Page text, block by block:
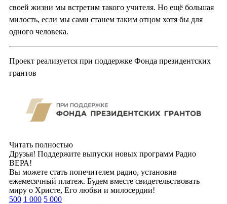
своей жизни мы встретим такого учителя. Но ещё большая
милость, если мы сами станем таким отцом хотя бы для
одного человека.
Проект реализуется при поддержке Фонда президентских
грантов
Читать полностью
Друзья! Поддержите выпуски новых программ Радио
ВЕРА!
Вы можете стать попечителем радио, установив
ежемесячный платеж. Будем вместе свидетельствовать
миру о Христе, Его любви и милосердии!
500 1 000 5 000